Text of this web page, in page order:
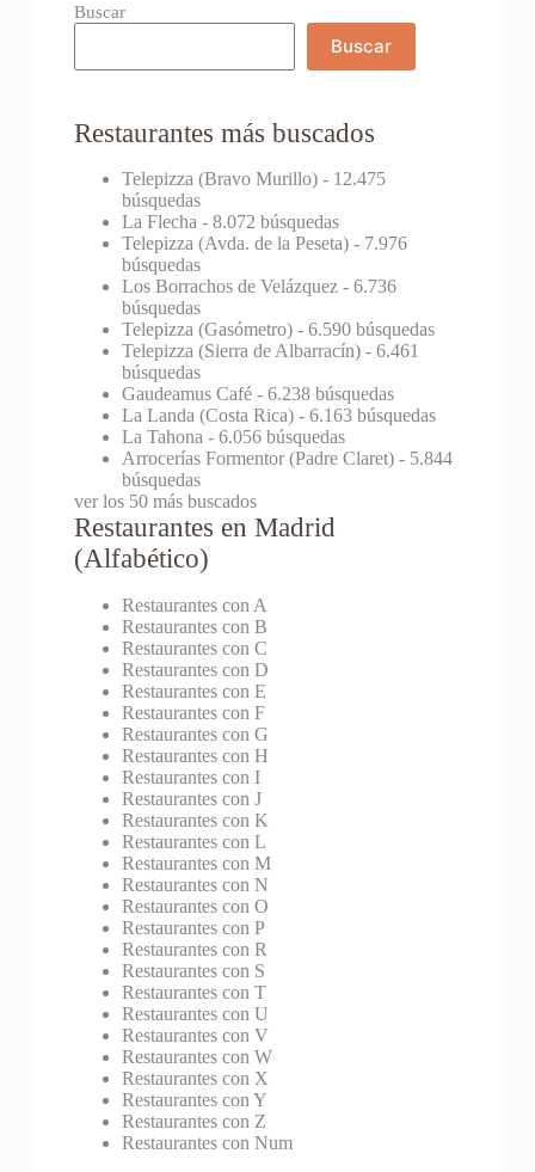
Buscar
Buscar
Restaurantes más buscados
Telepizza (Bravo Murillo)- 12.475
búsquedas
La Flecha - 8.072 búsquedas
Telepizza (Avda. de la Peseta)- 7.976
búsquedas
Los Borrachos de Velázquez- 6.736
búsquedas
Telepizza (Gasómetro)- 6.590 búsquedas
Telepizza (Sierra de Albarracín)- 6.461
búsquedas
Gaudeamus Café- 6.238 búsquedas
La Landa (Costa Rica)- 6.163 búsquedas
La Tahona - 6.056 búsquedas
Arrocerías Formentor (Padre Claret)- 5.844
búsquedas
ver los 50 más buscados
Restaurantes en Madrid
(Alfabético)
Restaurantes con A
Restaurantes con B
Restaurantes con C
Restaurantes con D
Restaurantes con E
Restaurantes con F
Restaurantes con G
Restaurantes con H
Restaurantes con I
Restaurantes con J
Restaurantes con K
Restaurantes con L
Restaurantes con M
Restaurantes con N
Restaurantes con O
Restaurantes con P
Restaurantes con R
Restaurantes con S
Restaurantes con T
Restaurantes con U
Restaurantes con V
Restaurantes con W
Restaurantes con X
Restaurantes con Y
Restaurantes con Z
Restaurantes con Num